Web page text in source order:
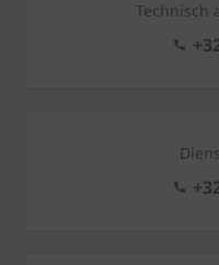
Technisch